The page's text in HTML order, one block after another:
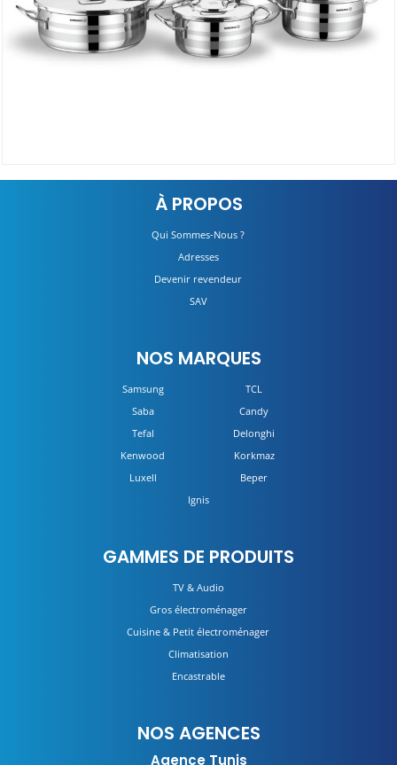
DÉTAILS
À PROPOS
Qui Sommes-Nous ?
Adresses
Devenir revendeur
SAV
NOS MARQUES
Samsung
TCL
Saba
Candy
Tefal
Delonghi
Kenwood
Korkmaz
Luxell
Beper
Ignis
GAMMES DE PRODUITS
TV & Audio
Gros électroménager
Cuisine & Petit électroménager
Climatisation
Encastrable
NOS AGENCES
Agence Tunis